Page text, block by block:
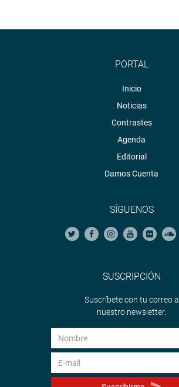
PORTAL
Inicio
Noticias
Contrastes
Agenda
Editorial
Damos Cuenta
SÍGUENOS
SUSCRIPCIÓN
Suscríbete con tu correo a
nuestro newsletter.